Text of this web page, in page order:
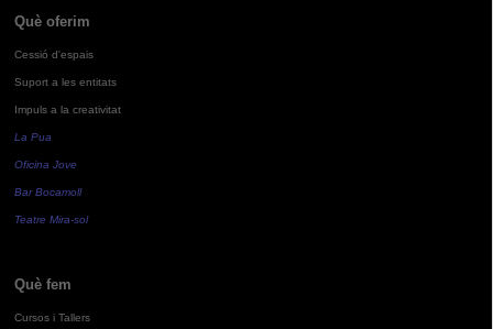
Què oferim
Cessió d'espais
Suport a les entitats
Impuls a la creativitat
La Pua
Oficina Jove
Bar Bocamoll
Teatre Mira-sol
Què fem
Cursos i Tallers